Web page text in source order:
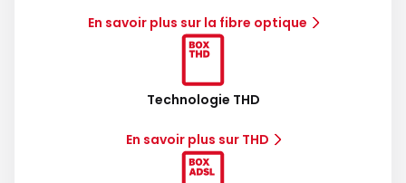
En savoir plus sur la fibre optique
Technologie THD
En savoir plus sur THD